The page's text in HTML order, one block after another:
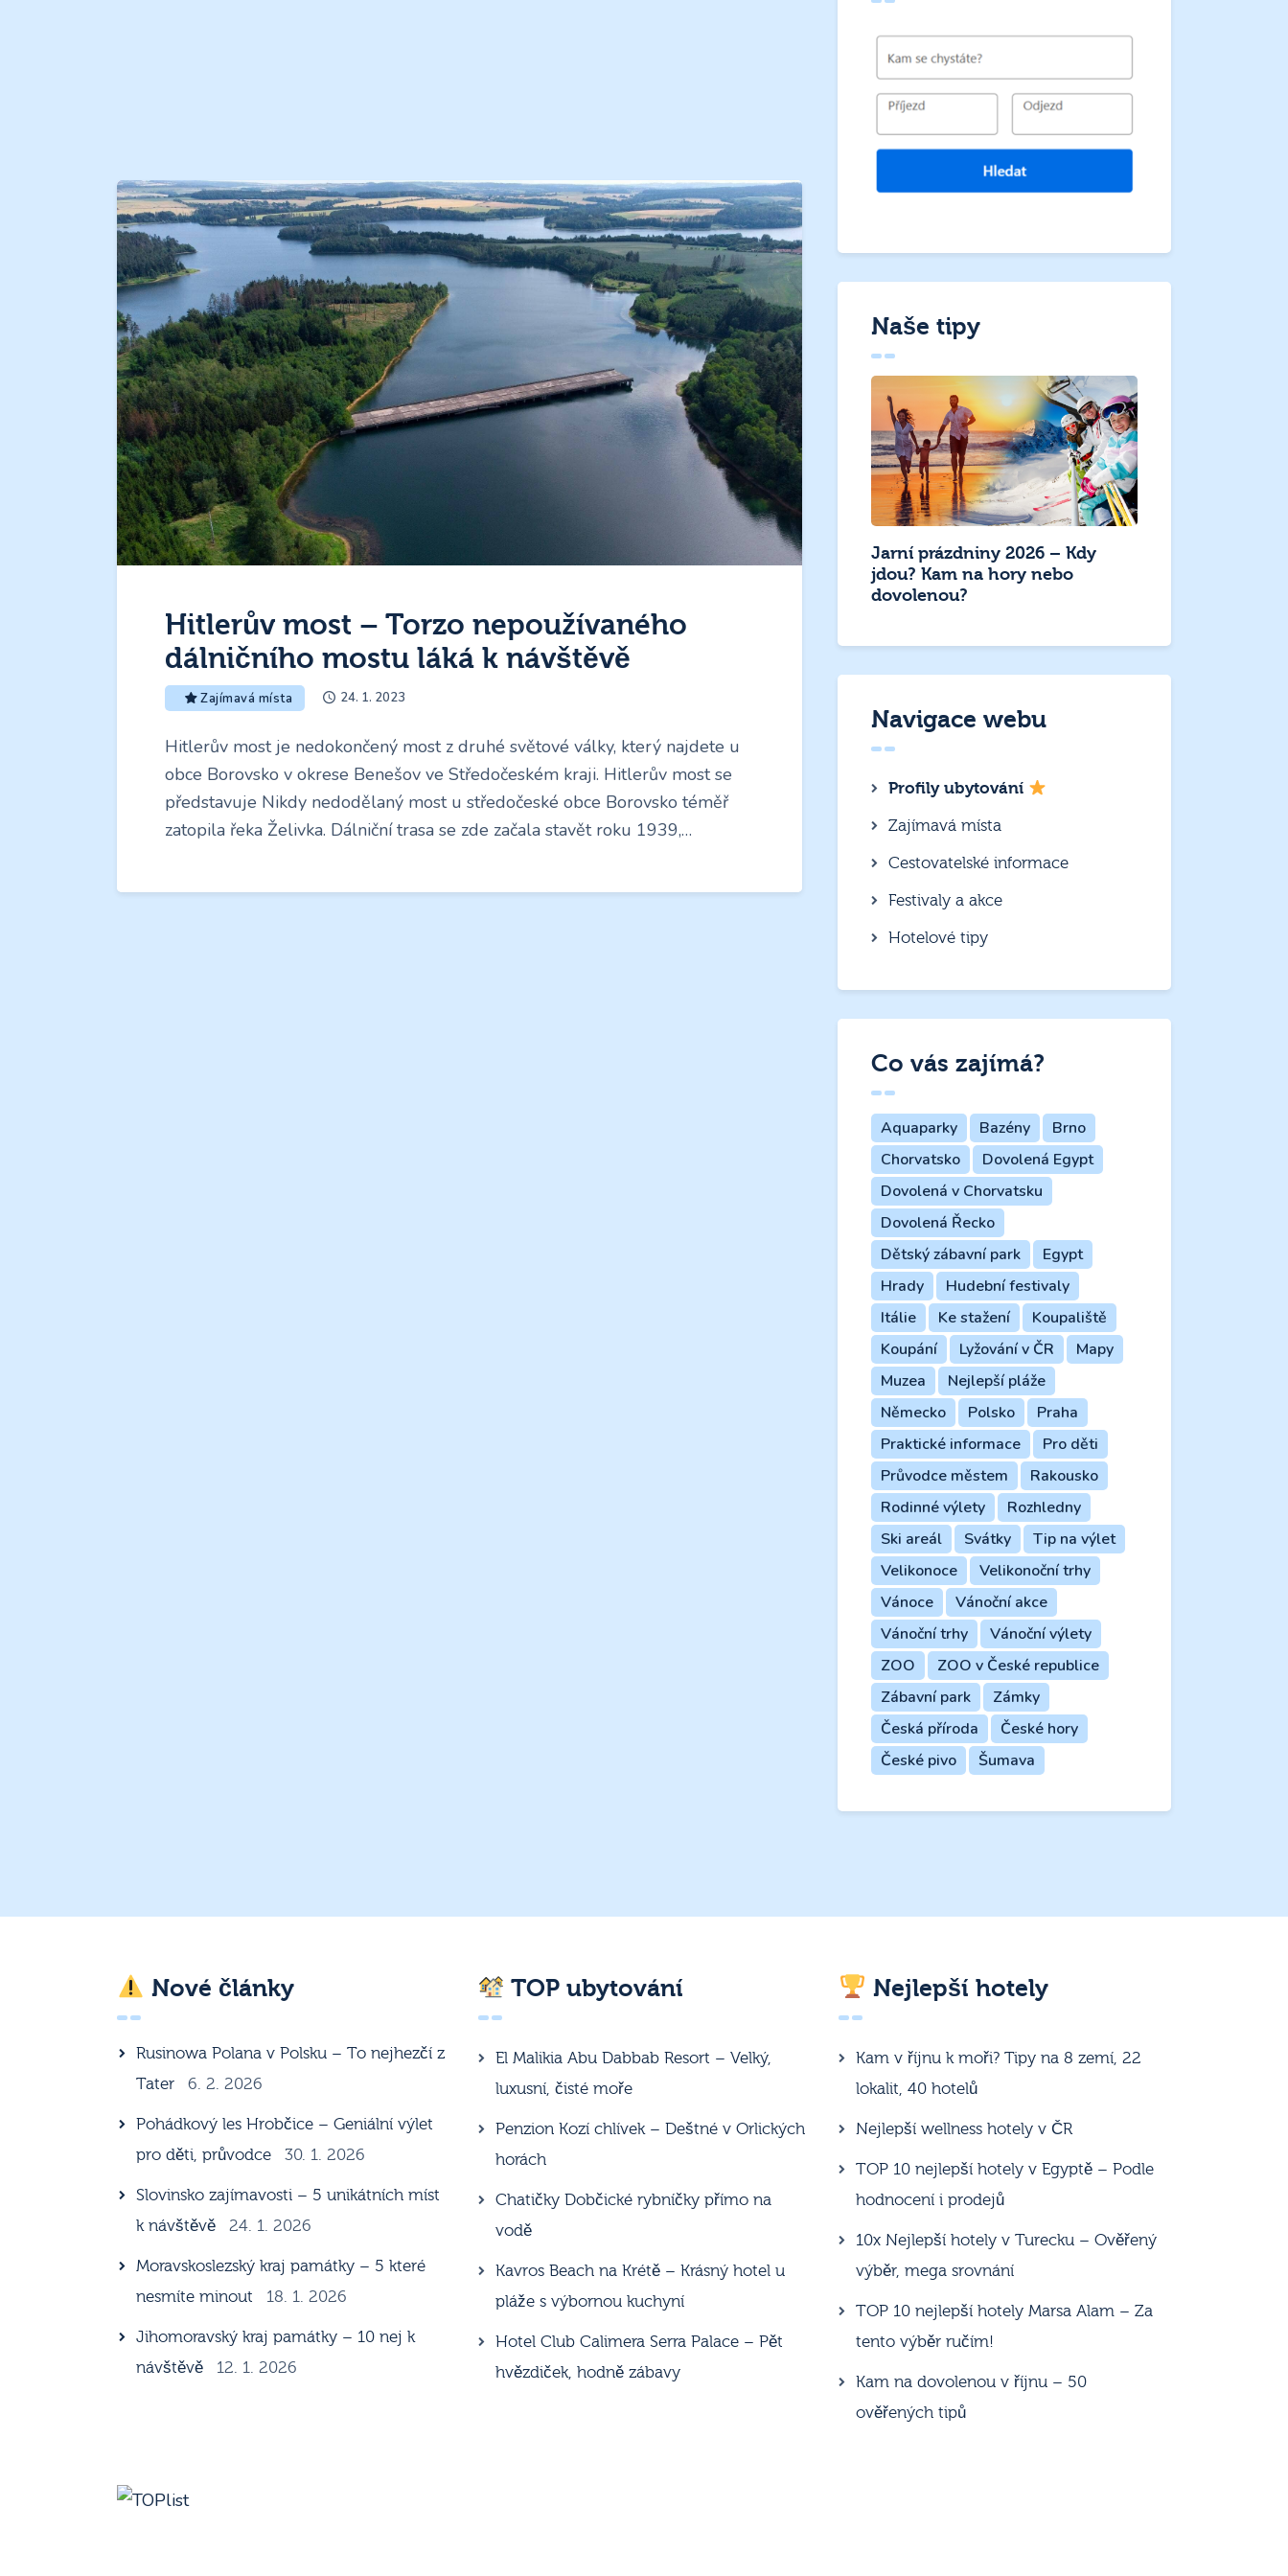
Hitlerův most – Torzo nepoužívaného
dálničního mostu láká k návštěvě
Zajímavá místa 24. 1. 2023
Hitlerův most je nedokončený most z druhé světové války, který najdete u
obce Borovsko v okrese Benešov ve Středočeském kraji. Hitlerův most se
představuje Nikdy nedodělaný most u středočeské obce Borovsko téměř
zatopila řeka Želivka. Dálniční trasa se zde začala stavět roku 1939,…
Naše tipy
Jarní prázdniny 2026 – Kdy
jdou? Kam na hory nebo
dovolenou?
Navigace webu
Profily ubytování
Zajímavá místa
Cestovatelské informace
Festivaly a akce
Hotelové tipy
Co vás zajímá?
Aquaparky Bazény
Brno
Chorvatsko
Dovolená Egypt
Dovolená v Chorvatsku
Dovolená Řecko
Dětský zábavní park
Egypt
Hrady
Hudební festivaly
Itálie
Ke stažení
Koupaliště
Koupání
Lyžování v ČR
Mapy
Muzea
Nejlepší pláže
Německo
Polsko
Praha
Praktické informace
Pro děti
Průvodce městem
Rakousko
Rodinné výlety
Rozhledny
Ski areál
Svátky
Tip na výlet
Velikonoce
Velikonoční trhy
Vánoce
Vánoční akce
Vánoční trhy
Vánoční výlety
ZOO
ZOO v České republice
Zábavní park
Zámky
Česká příroda
České hory
České pivo
Šumava
Nové články
Rusinowa Polana v Polsku – To nejhezčí z
Tater
6. 2. 2026
Pohádkový les Hrobčice – Geniální výlet
pro děti, průvodce
30. 1. 2026
Slovinsko zajímavosti – 5 unikátních míst
k návštěvě
24. 1. 2026
Moravskoslezský kraj památky – 5 které
nesmíte minout
18. 1. 2026
Jihomoravský kraj památky – 10 nej k
návštěvě
12. 1. 2026
TOP ubytování
El Malikia Abu Dabbab Resort – Velký,
luxusní, čisté moře
Penzion Kozí chlívek – Deštné v Orlických
horách
Chatičky Dobčické rybníčky přímo na
vodě
Kavros Beach na Krétě – Krásný hotel u
pláže s výbornou kuchyní
Hotel Club Calimera Serra Palace – Pět
hvězdiček, hodně zábavy
Nejlepší hotely
Kam v říjnu k moři? Tipy na 8 zemí, 22
lokalit, 40 hotelů
Nejlepší wellness hotely v ČR
TOP 10 nejlepší hotely v Egyptě – Podle
hodnocení i prodejů
10x Nejlepší hotely v Turecku – Ověřený
výběr, mega srovnání
TOP 10 nejlepší hotely Marsa Alam – Za
tento výběr ručím!
Kam na dovolenou v říjnu – 50
ověřených tipů